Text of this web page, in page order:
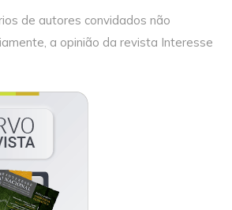
de autores convidados não
a opinião da revista Interesse